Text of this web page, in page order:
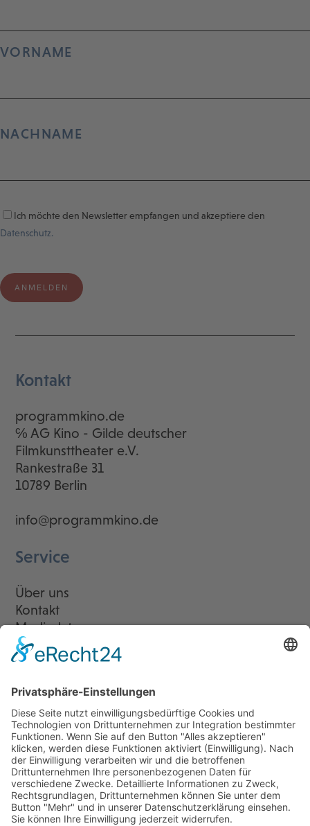
VORNAME
NACHNAME
Ich möchte den Newsletter empfangen und akzeptiere den
Datenschutz.
Kontakt
programmkino.de
℅ AG Kino - Gilde deutscher
Filmkunsttheater e.V.
Rankestraße 31
10789 Berlin
info@programmkino.de
Service
Über uns
Kontakt
Mediadaten
Newsletter
LogIn
Legal
Impressum
Datenschutzerklärung
Cookie-Einstellungen